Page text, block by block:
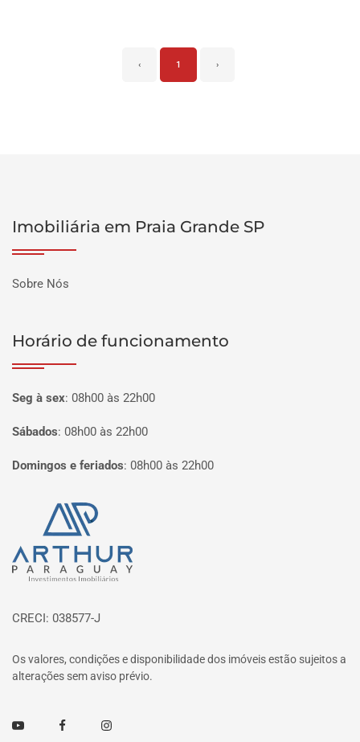
‹ 1 ›
Imobiliária em Praia Grande SP
Sobre Nós
Horário de funcionamento
Seg à sex: 08h00 às 22h00
Sábados: 08h00 às 22h00
Domingos e feriados: 08h00 às 22h00
Página inicial
CRECI: 038577-J
Os valores, condições e disponibilidade dos imóveis estão sujeitos a
alterações sem aviso prévio.
Youtube FacebookInstagram